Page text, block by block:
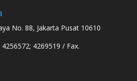
No. 88, Jakarta Pusat 10610
4269519 / Fax.